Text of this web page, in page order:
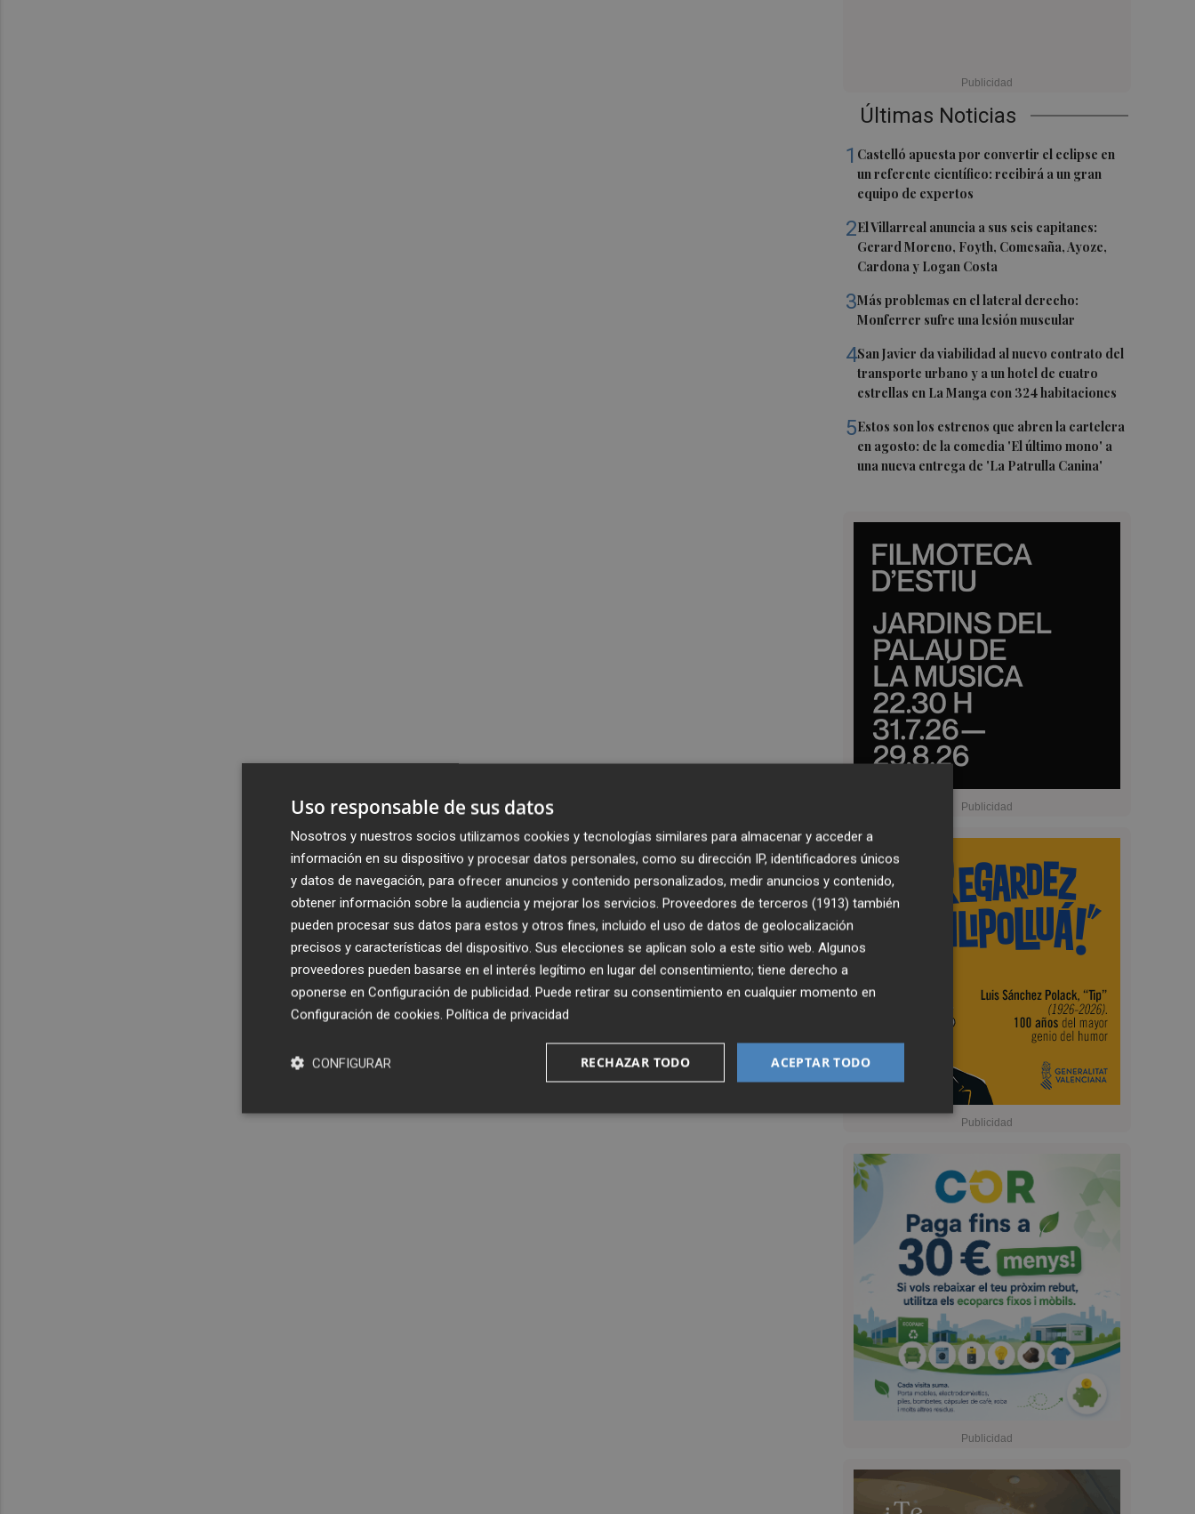
Últimas Noticias
1 Castelló apuesta por convertir el eclipse en
un referente científico: recibirá a un gran
equipo de expertos
2El Villarreal anuncia a sus seis capitanes:
Gerard Moreno, Foyth, Comesaña, Ayoze,
Cardona y Logan Costa
3Más problemas en el lateral derecho:
Monferrer sufre una lesión muscular
4San Javier da viabilidad al nuevo contrato del
transporte urbano y a un hotel de cuatro
estrellas en La Manga con 324 habitaciones
5Estos son los estrenos que abren la cartelera
en agosto: de la comedia 'El último mono' a
una nueva entrega de 'La Patrulla Canina'
Uso responsable de sus datos
Nosotros y nuestros socios utilizamos cookies y tecnologías similares para almacenar y acceder a
información en su dispositivo y procesar datos personales, como su dirección IP, identificadores únicos
y datos de navegación, para ofrecer anuncios y contenido personalizados, medir anuncios y contenido,
obtener información sobre la audiencia y mejorar los servicios. Proveedores de terceros (1913) también
pueden procesar sus datos para estos y otros fines, incluido el uso de datos de geolocalización
precisos y características del dispositivo. Sus elecciones se aplican solo a este sitio web. Algunos
proveedores pueden basarse en el interés legítimo en lugar del consentimiento; tiene derecho a
oponerse en Configuración de publicidad. Puede retirar su consentimiento en cualquier momento en
Configuración de cookies. Política de privacidad
ACEPTAR TODO
RECHAZAR TODO
CONFIGURAR